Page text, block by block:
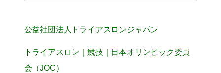
公益社団法人トライアスロンジャパン
トライアスロン｜競技｜日本オリンピック委員
会（JOC）